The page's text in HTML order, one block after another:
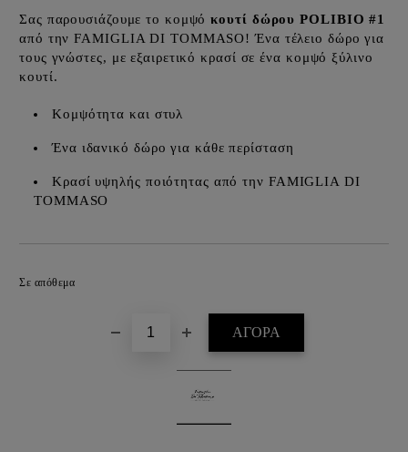
Σας παρουσιάζουμε το κομψόκουτί δώρου POLIBIO #1
από την FAMIGLIA DI TOMMASO! Ένα τέλειο δώρο για
τους γνώστες, με εξαιρετικό κρασί σε ένα κομψό ξύλινο
κουτί.
Κομψότητα και στυλ
Ένα ιδανικό δώρο για κάθε περίσταση
Κρασί υψηλής ποιότητας από την FAMIGLIA DI
TOMMASO
Σε απόθεμα